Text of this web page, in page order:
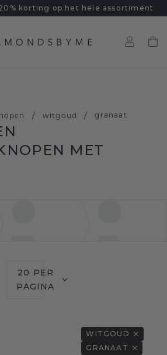
20% korting op het hele assortiment
/ witgoud / granaat
MET
20 PER
PAGINA
WITGOUD
GRANAAT